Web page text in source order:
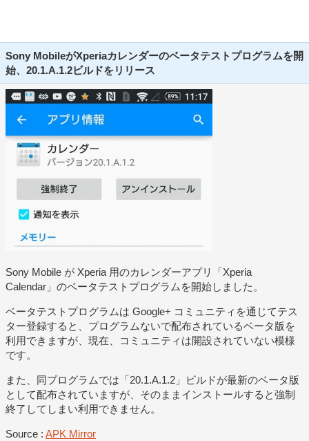
Sony MobileがXperiaカレンダーのベータテストプログラムを開
始、20.1.A.1.2ビルドをリリース
Sony Mobile が Xperia 用のカレンダーアプリ「Xperia
Calendar」のベータテストプログラムを開始しました。
ベータテストプログラムは Google+ コミュニティを通じてテス
ター登録すると、プログラムないで配布されているベータ版を
利用できますが、現在、コミュニティは開設されていない模様
です。
また、同プログラムでは「20.1.A.1.2」ビルドが最新のベータ版
として配布されていますが、そのままインストールすると強制
終了してしまい利用できません。
Source : APK Mirror